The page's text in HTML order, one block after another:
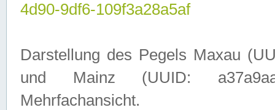
4d90-9df6-109f3a28a5af
Darstellung des Pegels Maxau
und Mainz (UUID:
Mehrfachansicht.